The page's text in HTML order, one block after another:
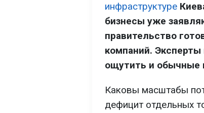
инфраструктуре
бизнесы уже
правительство
компаний.
ощутить и обычные
Каковы масштабы
дефицит отдельных